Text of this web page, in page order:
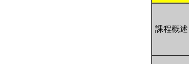
課程概述